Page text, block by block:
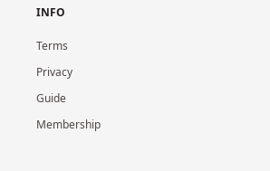
INFO
Terms
Privacy
Guide
Membership